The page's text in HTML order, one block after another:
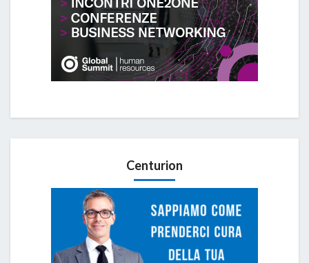
Centurion